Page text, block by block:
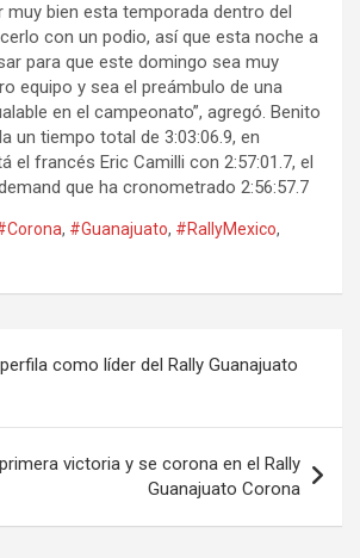
muy bien esta temporada dentro del
con un podio, así que esta noche a
para que este domingo sea muy
equipo y sea el preámbulo de una
en el campeonato”, agregó. Benito
un tiempo total de 3:03:06.9, en
el francés Eric Camilli con 2:57:01.7, el
que ha cronometrado 2:56:57.7
, #Guanajuato, #RallyMexico,
como líder del Rally Guanajuato
victoria y se corona en el Rally
Guanajuato Corona